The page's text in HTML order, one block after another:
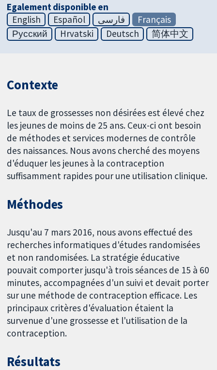
Egalement disponible en
English
Español فارسی
Français
Русский
Hrvatski Deutsch 简体中文
Contexte
Le taux de grossesses non désirées est élevé chez
les jeunes de moins de 25 ans. Ceux-ci ont besoin
de méthodes et services modernes de contrôle
des naissances. Nous avons cherché des moyens
d'éduquer les jeunes à la contraception
suffisamment rapides pour une utilisation clinique.
Méthodes
Jusqu'au 7 mars 2016, nous avons effectué des
recherches informatiques d'études randomisées
et non randomisées. La stratégie éducative
pouvait comporter jusqu'à trois séances de 15 à 60
minutes, accompagnées d'un suivi et devait porter
sur une méthode de contraception efficace. Les
principaux critères d'évaluation étaient la
survenue d'une grossesse et l'utilisation de la
contraception.
Résultats